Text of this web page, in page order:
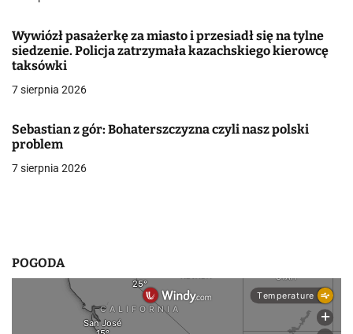
a
w
p
s
u
Wywiózł pasażerkę za miasto i przesiadł się na tylne
siedzenie. Policja zatrzymała kazachskiego kierowcę
taksówki
7 sierpnia 2026
Sebastian z gór: Bohaterszczyzna czyli nasz polski
problem
7 sierpnia 2026
POGODA